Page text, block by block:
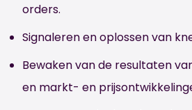
orders.
Signaleren en oplossen van
Bewaken van de resultaten
en markt- en